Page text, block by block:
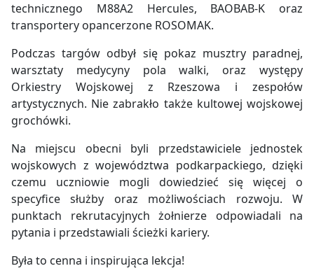
technicznego M88A2 Hercules, BAOBAB-K oraz
transportery opancerzone ROSOMAK.
Podczas targów odbył się pokaz musztry paradnej,
warsztaty medycyny pola walki, oraz występy
Orkiestry Wojskowej z Rzeszowa i zespołów
artystycznych. Nie zabrakło także kultowej wojskowej
grochówki.
Na miejscu obecni byli przedstawiciele jednostek
wojskowych z województwa podkarpackiego, dzięki
czemu uczniowie mogli dowiedzieć się więcej o
specyfice służby oraz możliwościach rozwoju. W
punktach rekrutacyjnych żołnierze odpowiadali na
pytania i przedstawiali ścieżki kariery.
Była to cenna i inspirująca lekcja!